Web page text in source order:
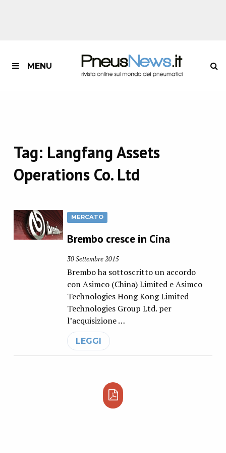
MENU
Tag: Langfang Assets
Operations Co. Ltd
MERCATO
Brembo cresce in Cina
30 Settembre 2015
Brembo ha sottoscritto un accordo
con Asimco (China) Limited e Asimco
Technologies Hong Kong Limited
Technologies Group Ltd. per
l’acquisizione …
LEGGI